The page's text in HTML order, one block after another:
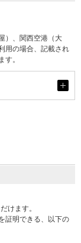
）、関西空港（大
用の場合、記載され
す。
開
けます。
証明できる、以下の